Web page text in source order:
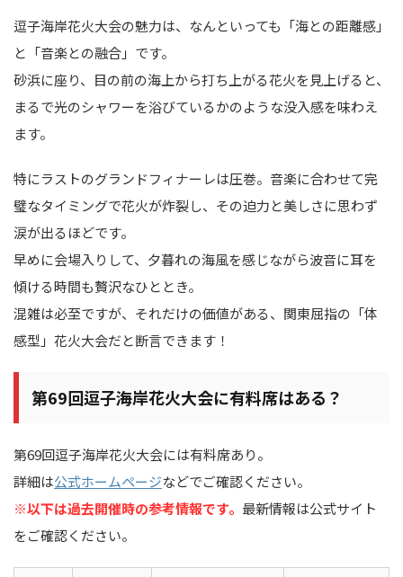
逗子海岸花火大会の魅力は、なんといっても「海との距離感」
と「音楽との融合」です。
砂浜に座り、目の前の海上から打ち上がる花火を見上げると、
まるで光のシャワーを浴びているかのような没入感を味わえ
ます。
特にラストのグランドフィナーレは圧巻。音楽に合わせて完
璧なタイミングで花火が炸裂し、その迫力と美しさに思わず
涙が出るほどです。
早めに会場入りして、夕暮れの海風を感じながら波音に耳を
傾ける時間も贅沢なひととき。
混雑は必至ですが、それだけの価値がある、関東屈指の「体
感型」花火大会だと断言できます！
第69回逗子海岸花火大会に有料席はある？
第69回逗子海岸花火大会には有料席あり。
詳細は公式ホームページなどでご確認ください。
※以下は過去開催時の参考情報です。 最新情報は公式サイト
をご確認ください。